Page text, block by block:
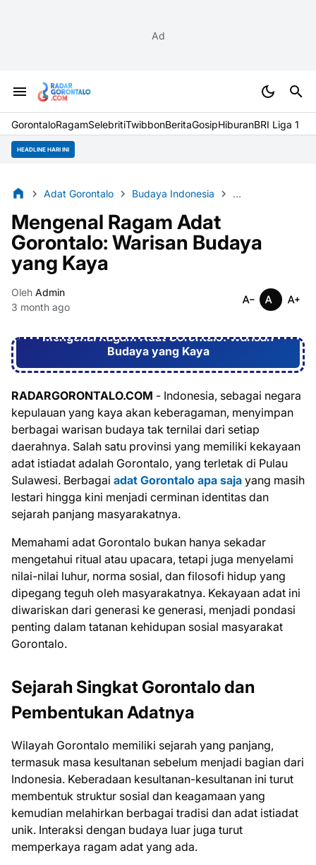
Ad
GorontaloRagamSelebritiTwibbonBeritaGosipHiburanBRI Liga 1
HEADLINE HARI INI
Adat Gorontalo Budaya Indonesia Warisan Budaya
Mengenal Ragam Adat
Gorontalo: Warisan Budaya
yang Kaya
Oleh Admin
3 month ago
Mengenal Ragam Adat Gorontalo: Warisan
Budaya yang Kaya
RADARGORONTALO.COM - Indonesia, sebagai negara
kepulauan yang kaya akan keberagaman, menyimpan
berbagai warisan budaya tak ternilai dari setiap
daerahnya. Salah satu provinsi yang memiliki kekayaan
adat istiadat adalah Gorontalo, yang terletak di Pulau
Sulawesi. Berbagai adat Gorontalo apa saja yang masih
lestari hingga kini menjadi cerminan identitas dan
sejarah panjang masyarakatnya.
Memahami adat Gorontalo bukan hanya sekadar
mengetahui ritual atau upacara, tetapi juga menyelami
nilai-nilai luhur, norma sosial, dan filosofi hidup yang
dipegang teguh oleh masyarakatnya. Kekayaan adat ini
diwariskan dari generasi ke generasi, menjadi pondasi
penting dalam tatanan kehidupan sosial masyarakat
Gorontalo.
Sejarah Singkat Gorontalo dan
Pembentukan Adatnya
Wilayah Gorontalo memiliki sejarah yang panjang,
termasuk masa kesultanan sebelum menjadi bagian dari
Indonesia. Keberadaan kesultanan-kesultanan ini turut
membentuk struktur sosial dan keagamaan yang
kemudian melahirkan berbagai tradisi dan adat istiadat
unik. Interaksi dengan budaya luar juga turut
memperkaya ragam adat yang ada.